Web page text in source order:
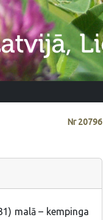
Nr20796
malā – kempinga